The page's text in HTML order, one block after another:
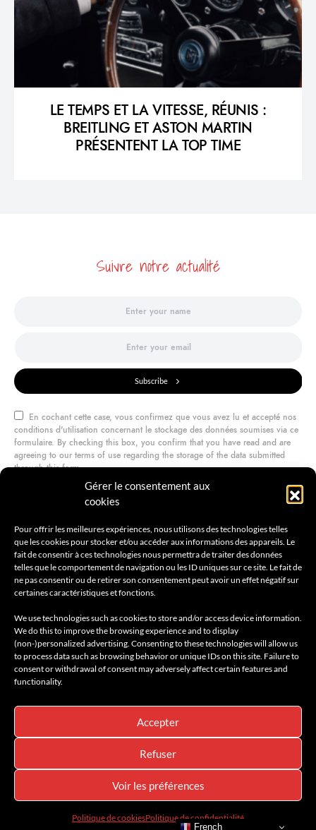
Gérer le consentement aux
cookies
Pour offrir les meilleures expériences, nous utilisons des technologies telles
que les cookies pour stocker et/ou accéder aux informations des appareils. Le
fait de consentir à ces technologies nous permettra de traiter des données
telles que le comportement de navigation ou les ID uniques sur ce site. Le fait de
ne pas consentir ou de retirer son consentement peut avoir un effet négatif sur
certaines caractéristiques et fonctions.
We use technologies such as cookies to store and/or access device information.
We do this to improve the browsing experience and to display
(non-)personalized advertising. Consenting to these technologies will allow us
to process data such as browsing behavior or unique IDs on this site. Failure to
consent or withdrawal of consent may adversely affect certain features and
functionality.
Accepter
Refuser
Voir les préférences
Politique de cookiesPolitique de confidentialité
LE TEMPS ET LA VITESSE, RÉUNIS :
BREITLING ET ASTON MARTIN
PRÉSENTENT LA TOP TIME
Suivre notre actualité
Subscribe
En cochant cette case, vous confirmez que vous avez lu et accepté nos
conditions d'utilisation concernant le stockage des données soumises via ce
formulaire. By checking this box, you confirm that you have read and are
agreeing to our terms of use regarding the storage of the data submitted
through this form.
Accueil AMILCAR MEN’S MAGAZINE
Voyages
411K 13K
© 2026 AMILCAR MEN'S MAGAZINE by Club Amilcar & AMILCAR
MAGAZINE GROUP - Designed byAGENCE MEDIANE
French